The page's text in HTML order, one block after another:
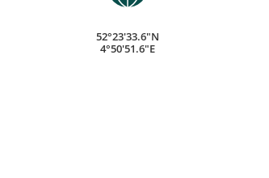
52°23'33.6"N
4°50'51.6"E